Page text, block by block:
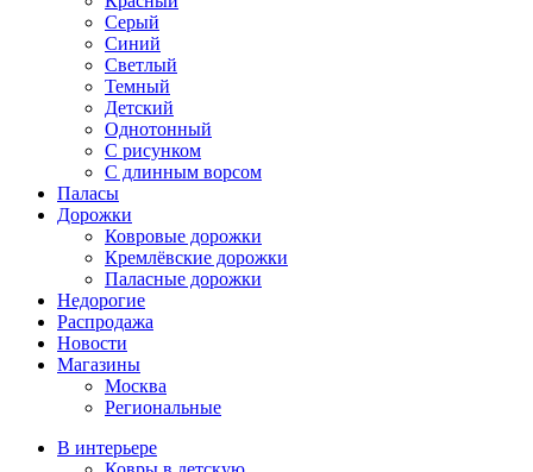
Серый
Синий
Светлый
Темный
Детский
Однотонный
С рисунком
С длинным ворсом
Паласы
Дорожки
Ковровые дорожки
Кремлёвские дорожки
Паласные дорожки
Недорогие
Распродажа
Новости
Магазины
Москва
Региональные
В интерьере